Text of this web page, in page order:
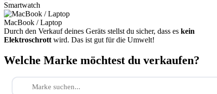
Smartwatch
MacBook / Laptop
Durch den Verkauf deines Geräts stellst du sicher, dass es kein
Elektroschrott wird. Das ist gut für die Umwelt!
Welche Marke möchtest du verkaufen?